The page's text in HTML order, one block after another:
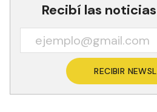
Recibí las
RECIBIR